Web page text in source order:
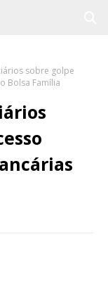
sobre golpe
Bolsa Família